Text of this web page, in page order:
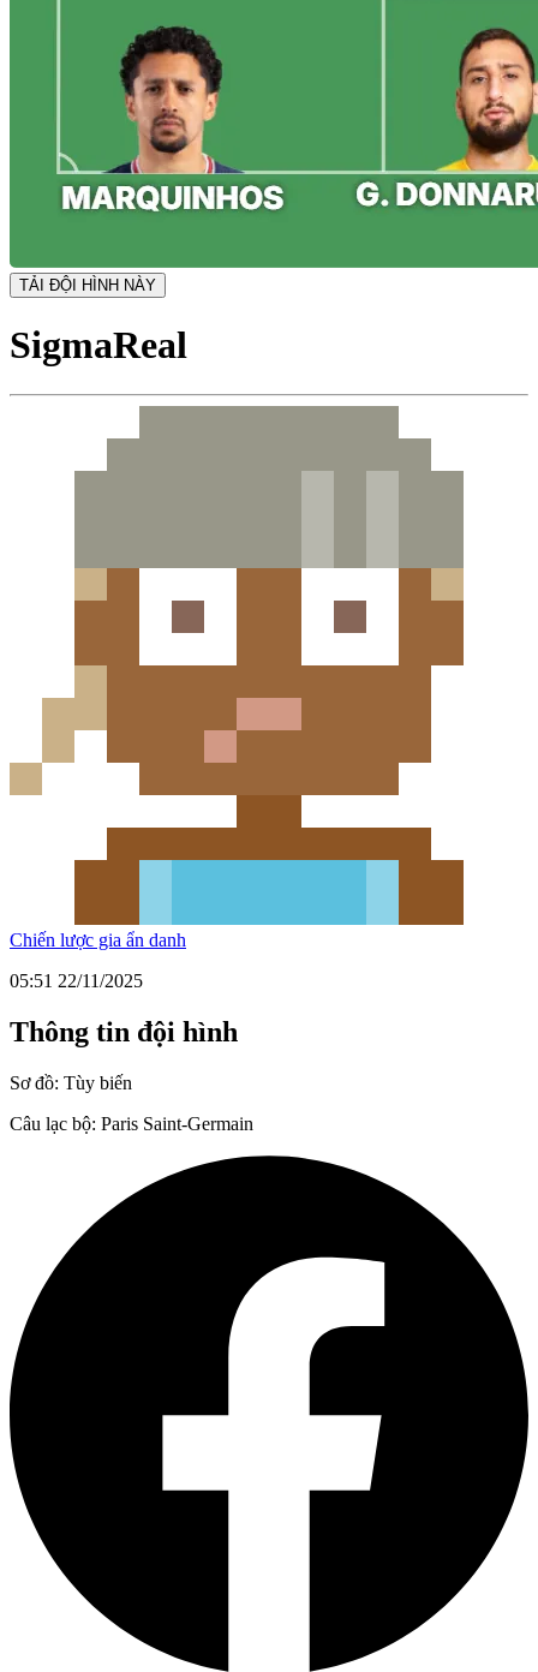
TẢI ĐỘI HÌNH NÀY
SigmaReal
Chiến lược gia ẩn danh
05:51 22/11/2025
Thông tin đội hình
Sơ đồ: Tùy biến
Câu lạc bộ: Paris Saint-Germain